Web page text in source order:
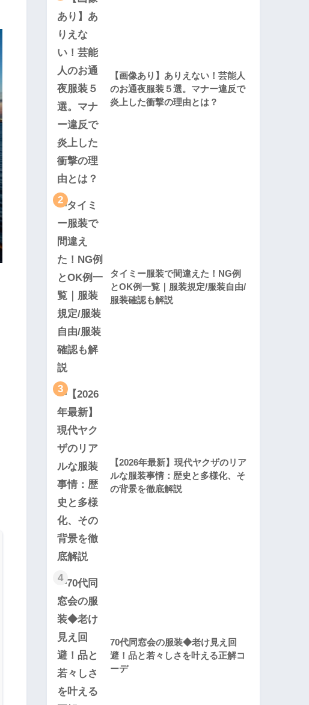
【画像あり】ありえない！芸能人
のお通夜服装５選。マナー違反で
炎上した衝撃の理由とは？
2
タイミー服装で間違えた！NG例
とOK例一覧｜服装規定/服装自由/
服装確認も解説
3
【2026年最新】現代ヤクザのリア
ルな服装事情：歴史と多様化、そ
の背景を徹底解説
4
70代同窓会の服装◆老け見え回
避！品と若々しさを叶える正解コ
ーデ